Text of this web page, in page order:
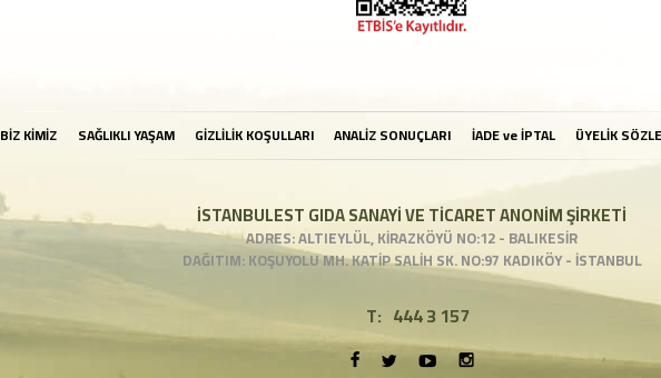
BİZ KİMİZ SAĞLIKLI YAŞAM GİZLİLİK KOŞULLARI ANALİZ SONUÇLARI İADE ve İPTAL ÜYELİK
İSTANBULEST GIDA SANAYİ VE TİCARET ANONİM ŞİRKETİ
ADRES: ALTIEYLÜL, KİRAZKÖYÜ NO:12 - BALIKESİR
DAĞITIM: KOŞUYOLU MH. KATİP SALİH SK. NO:97 KADIKÖY - İSTANBUL
T: 444 3 157